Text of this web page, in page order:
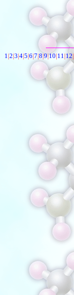
1|2|3|4|5|6|7|8|9|10|11|12|